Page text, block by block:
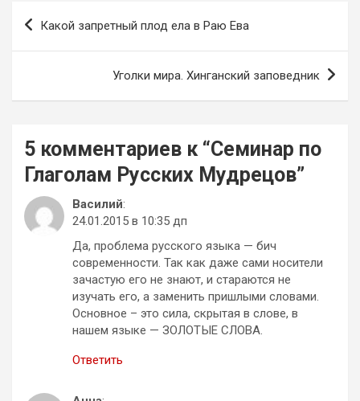
Навигация
Какой запретный плод ела в Раю Ева
Уголки мира. Хинганский заповедник
5 комментариев к “Семинар по
Глаголам Русских Мудрецов”
Василий:
24.01.2015 в 10:35 дп
Да, проблема русского языка — бич
современности. Так как даже сами носители
зачастую его не знают, и стараются не
изучать его, а заменить пришлыми словами.
Основное – это сила, скрытая в слове, в
нашем языке — ЗОЛОТЫЕ СЛОВА.
Ответить